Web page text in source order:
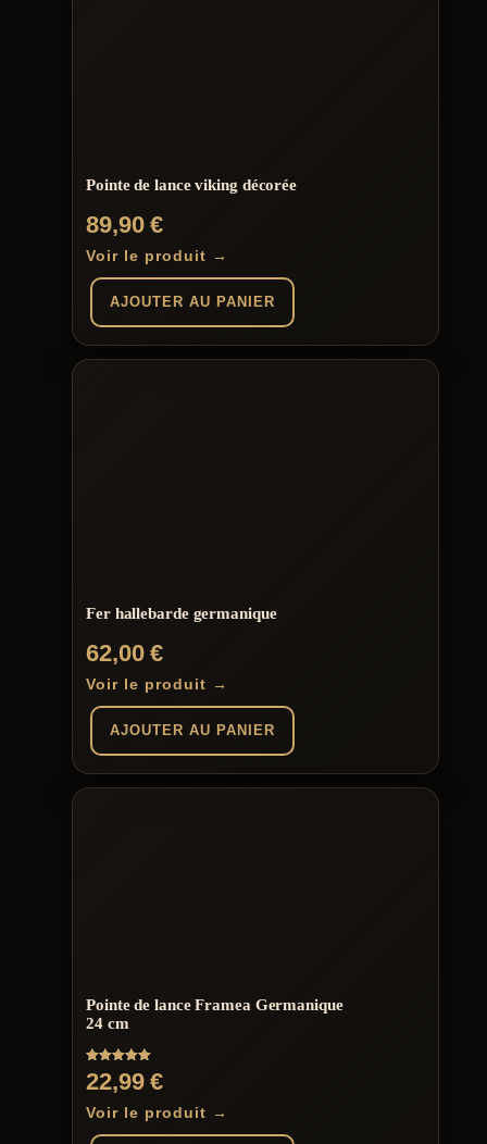
Pointe de lance viking décorée
89,90€
Voir le produit →
AJOUTER AU PANIER
Fer hallebarde germanique
62,00€
Voir le produit →
AJOUTER AU PANIER
Pointe de lance Framea Germanique
24 cm
Note
5.00
sur 5
22,99€
Voir le produit →